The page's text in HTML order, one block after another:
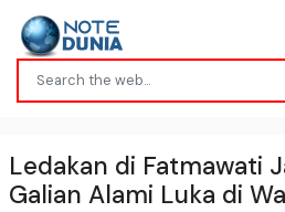
Ledakan di Fatmawati
Galian Alami Luka di